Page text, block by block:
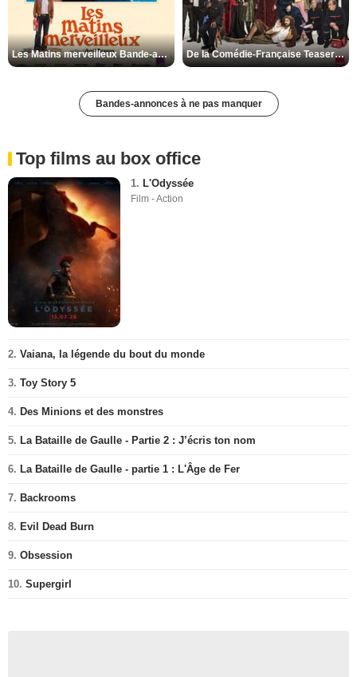
Les Matins merveilleux Bande-annonce VF De la Comédie-Française Teaser VF
Bandes-annonces à ne pas manquer
Top films au box office
1. L'Odyssée
Film - Action
2. Vaiana, la légende du bout du monde
3. Toy Story 5
4. Des Minions et des monstres
5. La Bataille de Gaulle - Partie 2 : J’écris ton nom
6. La Bataille de Gaulle - partie 1 : L'Âge de Fer
7. Backrooms
8. Evil Dead Burn
9. Obsession
10. Supergirl